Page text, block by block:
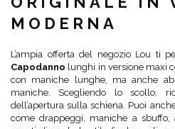
MODERNA
L’ampia offerta del negozio Lou ti
Capodanno lunghi in versione maxi
con maniche lunghe, ma anche
maniche. Scegliendo lo scollo,
dell’apertura sulla schiena. Puoi
come drappeggi, maniche a